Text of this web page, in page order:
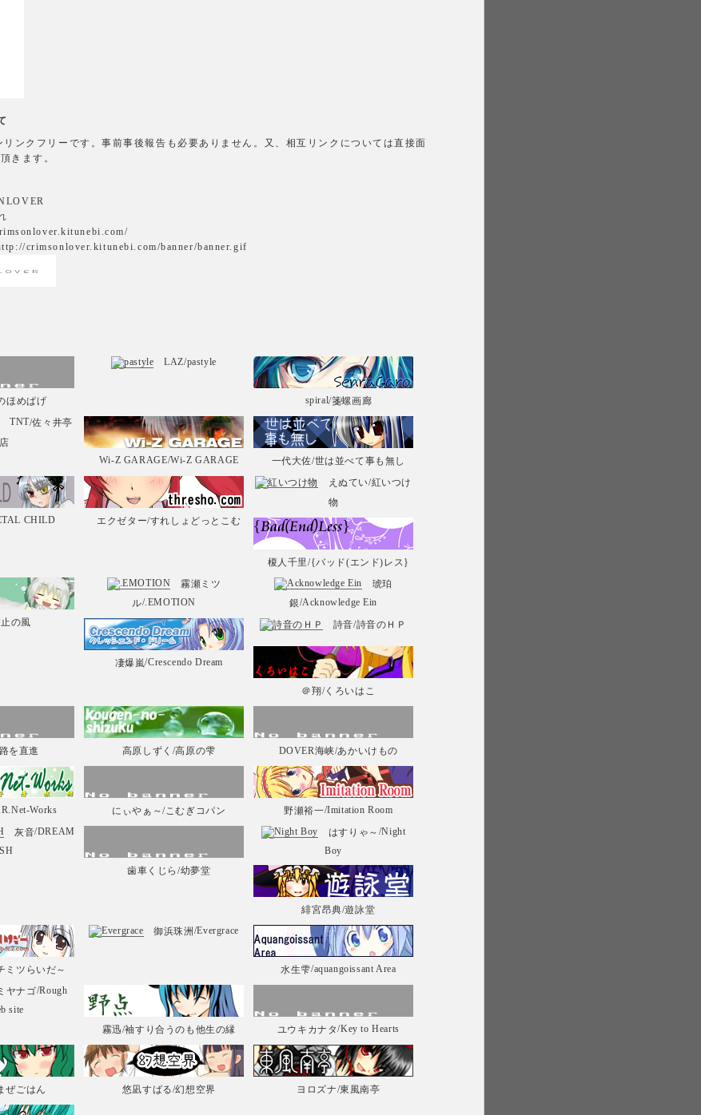
ンクフリーです。事前事後報告も必要ありません。又、相互リンクについては直接面
きます。
crimsonlover.kitunebi.com/banner/banner.gif
ほめぱげ
LAZ/pastyle
spiral/箋螺画廊
TNT/佐々井亭
Wi-Z GARAGE/Wi-Z GARAGE 一代大佐/世は並べて事も無し
CHILD エクゼター/すれしょどっとこむ
えぬてい/紅いつけ
物
榎人千里/{バッド(エンド)レス}
の風
霧瀬ミツ
ル/.EMOTION
琥珀
銀/Acknowledge Ein
凄爆嵐/Crescendo Dream
詩音/詩音のＨＰ
＠翔/くろいはこ
を直進 高原しずく /高原の雫 DOVER海峡/あかいけもの
Works にぃやぁ～/こむぎコパン 野瀬裕一/Imitation Room
灰音/DREAM
歯車くじら/幼夢堂
はすりゃ～ /Night
Boy
緋宮昂典/遊詠堂
ミツらいだ～
御浜珠洲 /Evergrace
水生雫/aquangoissant Area
ヤナゴ/Rough
site
霧迅/袖すり合うのも他生の縁 ユウキカナタ/Key to Hearts
ぜごはん 悠凪すばる/幻想空界 ヨロズナ/東風南亭